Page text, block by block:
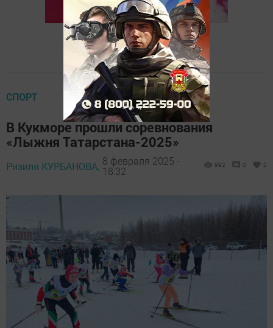
СПОРТ
В Кукморе прошли соревнования
«Лыжня Татарстана-2025»
Ризиля КУРБАНОВА, 8 февраля 2025 -
18:32
992 0 2